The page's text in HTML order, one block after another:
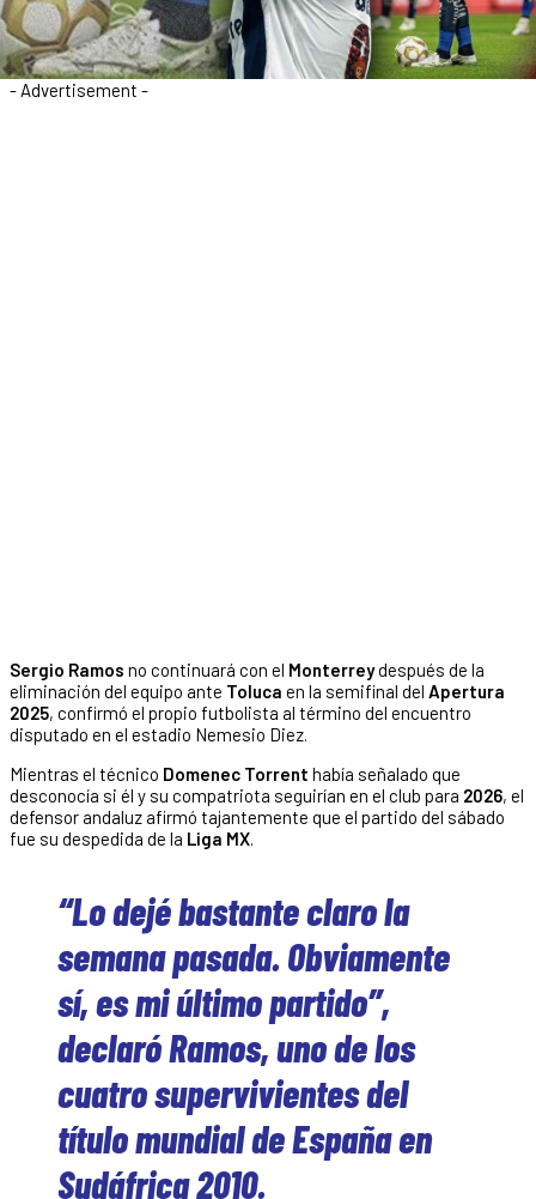
- Advertisement -
Sergio Ramos no continuará con el Monterreydespués de la
eliminación del equipo ante Toluca en la semifinal del Apertura
2025, confirmó el propio futbolista al término del encuentro
disputado en el estadio Nemesio Diez.
Mientras el técnico Domenec Torrent había señalado que
desconocía si él y su compatriota seguirían en el club para 2026, el
defensor andaluz afirmó tajantemente que el partido del sábado
fue su despedida de la Liga MX.
“Lo dejé bastante claro la
semana pasada. Obviamente
sí, es mi último partido”,
declaró Ramos, uno de los
cuatro supervivientes del
título mundial de España en
Sudáfrica 2010.